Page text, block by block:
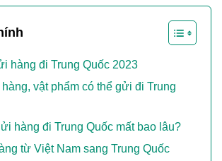
hàng đi Trung Quốc 2023
vật phẩm có thể gửi đi Trung
hàng đi Trung Quốc mất bao lâu?
từ Việt Nam sang Trung Quốc